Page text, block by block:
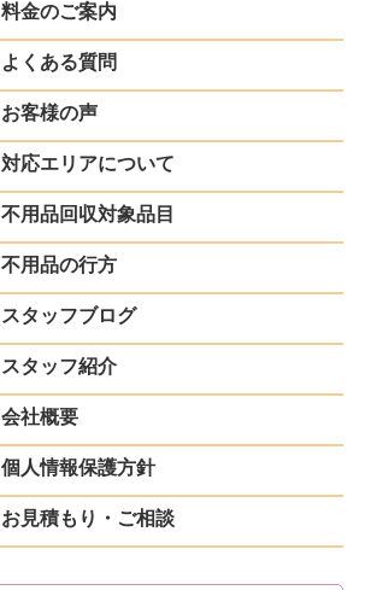
料金のご案内
よくある質問
お客様の声
対応エリアについて
不用品回収対象品目
不用品の行方
スタッフブログ
スタッフ紹介
会社概要
個人情報保護方針
お見積もり・ご相談